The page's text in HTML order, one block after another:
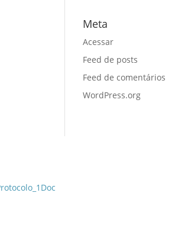
Meta
Acessar
Feed de posts
Feed de comentários
WordPress.org